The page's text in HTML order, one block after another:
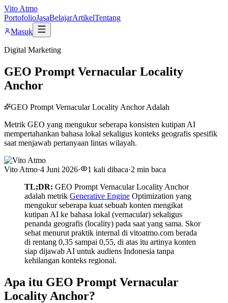
Vito Atmo
PortofolioJasaBelajarArtikelTentang
Masuk
Digital Marketing
GEO Prompt Vernacular Locality
Anchor
GEO Prompt Vernacular Locality Anchor Adalah
Metrik GEO yang mengukur seberapa konsisten kutipan AI
mempertahankan bahasa lokal sekaligus konteks geografis spesifik
saat menjawab pertanyaan lintas wilayah.
Vito Atmo·4 Juni 2026· 1 kali dibaca·2 min baca
TL;DR: GEO Prompt Vernacular Locality Anchor
adalah metrik Generative Engine Optimization yang
mengukur seberapa kuat sebuah konten mengikat
kutipan AI ke bahasa lokal (vernacular) sekaligus
penanda geografis (locality) pada saat yang sama. Skor
sehat menurut praktik internal di vitoatmo.com berada
di rentang 0,35 sampai 0,55, di atas itu artinya konten
siap dijawab AI untuk audiens Indonesia tanpa
kehilangan konteks regional.
Apa itu GEO Prompt Vernacular
Locality Anchor?